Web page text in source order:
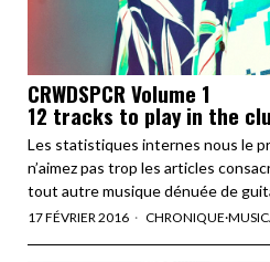
CRWDSPCR Volume 1
12 tracks to play in the
Les statistiques internes nous le
n’aimez pas trop les articles
tout autre musique dénuée de
17 FÉVRIER 2016 CHRONIQUE·